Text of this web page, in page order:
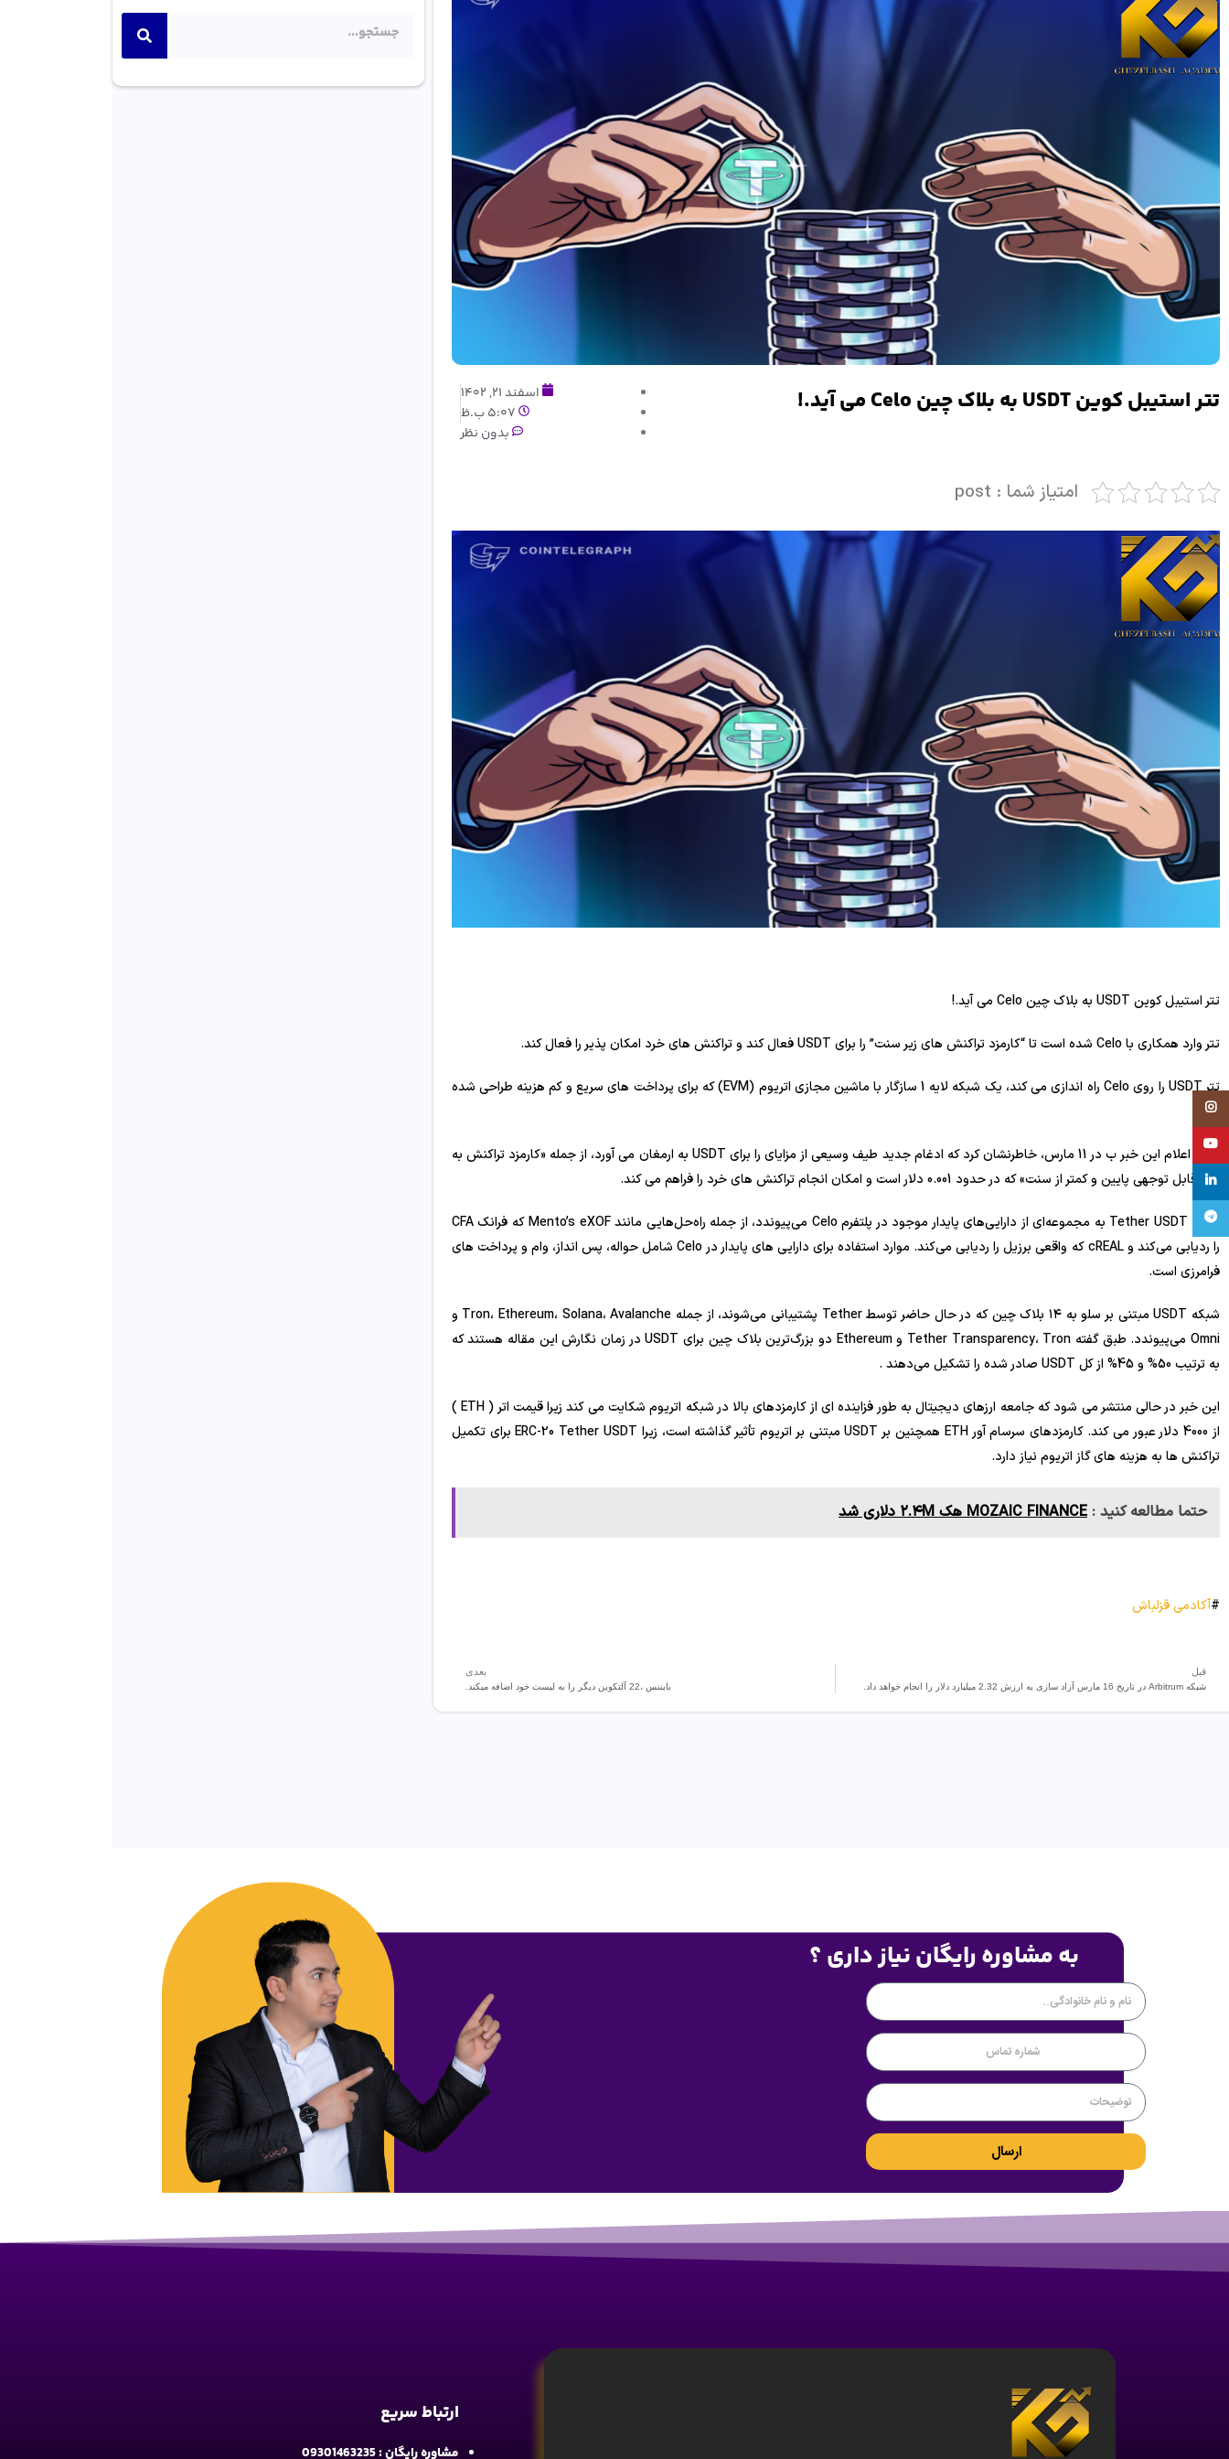
تتر استیبل کوین USDT به بلاک چین Celo می آید.!
اسفند 21, 1402
5:07 ب.ظ
بدون نظر
امتیاز شما : post
تتر استیبل کوین USDT به بلاک چین Celo می آید.!
تتر وارد همکاری با Celo شده است تا “کارمزد تراکنش های زیر سنت” را برای USDT فعال کند و تراکنش های خرد امکان پذیر را فعال کند.
تتر USDT را روی Celo راه اندازی می کند، یک شبکه لایه 1 سازگار با ماشین مجازی اتریوم (EVM) که برای پرداخت های سریع و کم هزینه طراحی شده
است.
تتر با اعلام این خبر ب در 11 مارس، خاطرنشان کرد که ادغام جدید طیف وسیعی از مزایای را برای USDT به ارمغان می آورد، از جمله «کارمزد تراکنش به
طور قابل توجهی پایین و کمتر از سنت» که در حدود 0.001 دلار است و امکان انجام تراکنش های خرد را فراهم می کند.
شبکه Tether USDT به مجموعه‌ای از دارایی‌های پایدار موجود در پلتفرم Celo می‌پیوندد، از جمله راه‌حل‌هایی مانند Mento’s eXOF که فرانک CFA
را ردیابی می‌کند و cREAL که واقعی برزیل را ردیابی می‌کند. موارد استفاده برای دارایی های پایدار در Celo شامل حواله، پس انداز، وام و پرداخت های
فرامرزی است.
شبکه USDT مبتنی بر سلو به ۱۴ بلاک چین که در حال حاضر توسط Tether پشتیبانی می‌شوند، از جمله Tron، Ethereum، Solana، Avalanche و
Omni می‌پیوندد. طبق گفته Tether Transparency، Tron و Ethereum دو بزرگ‌ترین بلاک چین برای USDT در زمان نگارش این مقاله هستند که
به ترتیب 50% و 45% از کل USDT صادر شده را تشکیل می‌دهند .
این خبر در حالی منتشر می شود که جامعه ارزهای دیجیتال به طور فزاینده ای از کارمزدهای بالا در شبکه اتریوم شکایت می کند زیرا قیمت اتر ( ETH )
از 4000 دلار عبور می کند. کارمزدهای سرسام آور ETH همچنین بر USDT مبتنی بر اتریوم تأثیر گذاشته است، زیرا ERC-20 Tether USDT برای تکمیل
تراکنش ها به هزینه های گاز اتریوم نیاز دارد.
حتما مطالعه کنید : MOZAIC FINANCE هک ۲.۴M دلاری شد
#آکادمی قزلباش
قبل
شبکه Arbitrum در تاریخ 16 مارس آزاد سازی به ارزش 2.32 میلیارد دلار را انجام خواهد داد.
بعدی
بایننس ،22 آلتکوین دیگر را به لیست خود اضافه میکند.
به مشاوره رایگان نیاز داری ؟
ارسال
ارتباط سریع
مشاوره رایگان : 09301463235
YouTube
linkedin
تلگرام